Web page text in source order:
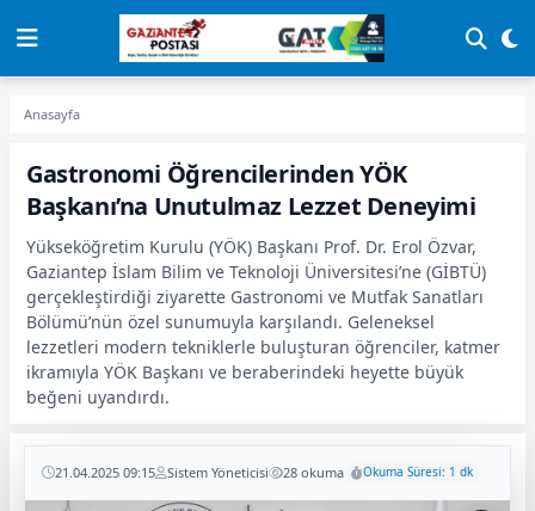
Anasayfa
Gastronomi Öğrencilerinden YÖK
Başkanı’na Unutulmaz Lezzet Deneyimi
Yükseköğretim Kurulu (YÖK) Başkanı Prof. Dr. Erol Özvar,
Gaziantep İslam Bilim ve Teknoloji Üniversitesi’ne (GİBTÜ)
gerçekleştirdiği ziyarette Gastronomi ve Mutfak Sanatları
Bölümü’nün özel sunumuyla karşılandı. Geleneksel
lezzetleri modern tekniklerle buluşturan öğrenciler, katmer
ikramıyla YÖK Başkanı ve beraberindeki heyette büyük
beğeni uyandırdı.
21.04.2025 09:15 Sistem Yöneticisi 28 okuma Okuma Süresi: 1 dk